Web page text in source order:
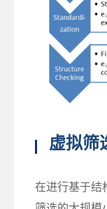
虚拟筛
在进行基于结